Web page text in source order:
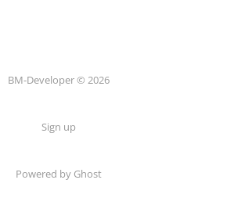
BM-Developer © 2026
Sign up
Powered by Ghost